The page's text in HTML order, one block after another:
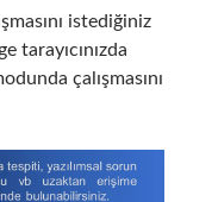
istediğiniz
tarayıcınızda
çalışmasını